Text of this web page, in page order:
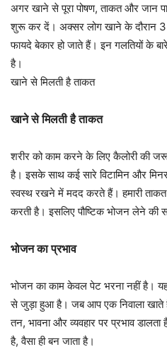
अगर खाने से पूरा पोषण, ताकत और जान
शुरू कर दें। अक्सर लोग खाने के दौरान 3
फायदे बेकार हो जाते हैं। इन गलतियों के
है।
खाने से मिलती है ताकत
खाने से मिलती है ताकत
शरीर को काम करने के लिए कैलोरी की
है। इसके साथ कई सारे विटामिन और
स्वस्थ रखने में मदद करते हैं। हमारी
करती है। इसलिए पौष्टिक भोजन लेने की
भोजन का प्रभाव
भोजन का काम केवल पेट भरना नहीं है।
से जुड़ा हुआ है। जब आप एक निवाला
तन, भावना और व्यवहार पर प्रभाव
है, वैसा ही बन जाता है।